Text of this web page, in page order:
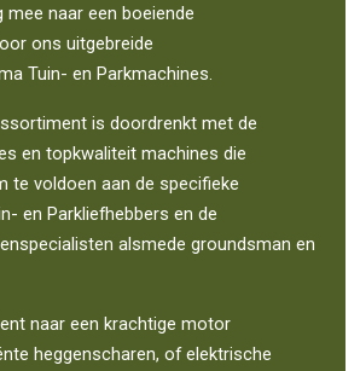
mee naar een boeiende
ons uitgebreide
Tuin- en Parkmachines.
is doordrenkt met de
en topkwaliteit machines die
te voldoen aan de specifieke
en Parkliefhebbers en de
alsmede groundsman en
naar een krachtige motor
heggenscharen, of elektrische